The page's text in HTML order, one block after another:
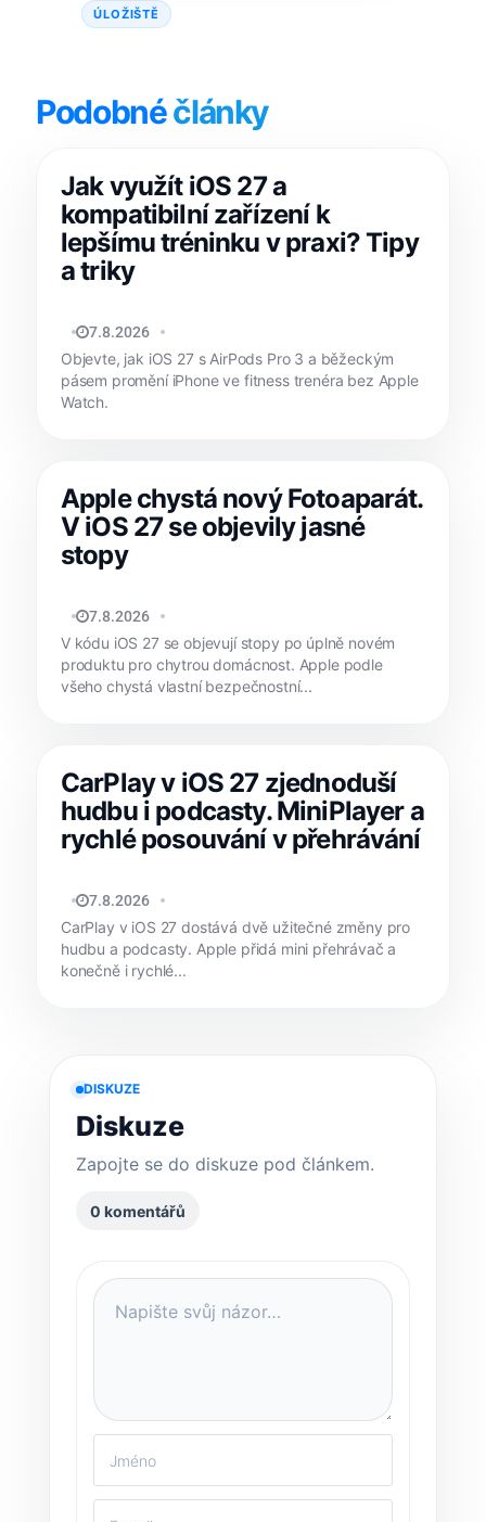
ÚLOŽIŠTĚ
Podobnéčlánky
Jak využít iOS 27 a
kompatibilní zařízení k
lepšímu tréninku v praxi? Tipy
a triky
MATYÁŠ KOZÁK
7.8.2026
Objevte, jak iOS 27 s AirPods Pro 3 a běžeckým
pásem promění iPhone ve fitness trenéra bez Apple
Watch.
Apple chystá nový Fotoaparát.
V iOS 27 se objevily jasné
stopy
MATYÁŠ KOZÁK
7.8.2026
V kódu iOS 27 se objevují stopy po úplně novém
produktu pro chytrou domácnost. Apple podle
všeho chystá vlastní bezpečnostní...
CarPlay v iOS 27 zjednoduší
hudbu i podcasty. MiniPlayer a
rychlé posouvání v přehrávání
JAN HOLEŠ
7.8.2026
CarPlay v iOS 27 dostává dvě užitečné změny pro
hudbu a podcasty. Apple přidá mini přehrávač a
konečně i rychlé...
DISKUZE
Diskuze
Zapojte se do diskuze pod článkem.
0 komentářů